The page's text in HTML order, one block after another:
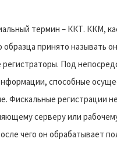
термин – ККТ. ККМ,
принято называть
Под
способные
Фискальные регистрации
серверу или
чего он обрабатывает